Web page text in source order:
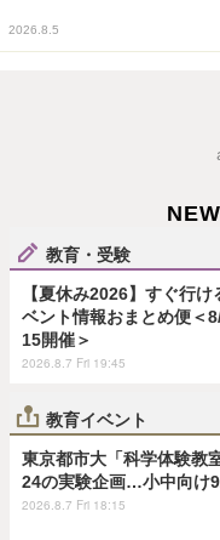
2026.8.5
教育・受験
【夏休み2026】すぐ行け
ベント情報おまとめ便＜
15開催＞
2026.8.7 Fri 19:45
教育イベント
東京都市大「科学体験教
24の実験企画…小中向け
2026.8.7 Fri 18:15